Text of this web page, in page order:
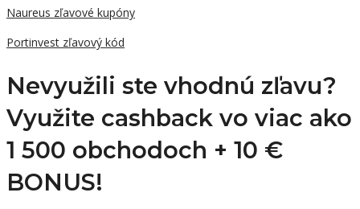
Naureus zľavové kupóny
Portinvest zľavový kód
Nevyužili ste vhodnú zľavu?
Využite cashback vo viac ako
1 500 obchodoch + 10 €
BONUS!